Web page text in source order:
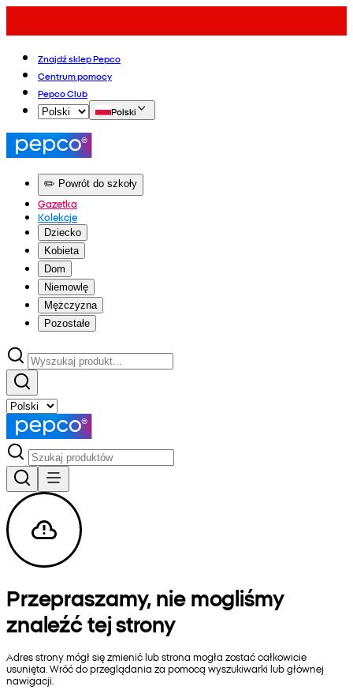
Znajdź sklep Pepco
Centrum pomocy
Pepco Club
Polski
✏️ Powrót do szkoły
Gazetka
Kolekcje
Dziecko
Kobieta
Dom
Niemowlę
Mężczyzna
Pozostałe
Przepraszamy, nie mogliśmy
znaleźć tej strony
Adres strony mógł się zmienić lub strona mogła zostać całkowicie
usunięta. Wróć do przeglądania za pomocą wyszukiwarki lub głównej
nawigacji.